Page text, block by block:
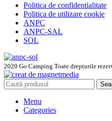
Politica de confidentialitate
Politica de utilizare cookie
ANPC
ANPC-SAL
SOL
2020 Go Camping Toate drepturile
Menu
Categories